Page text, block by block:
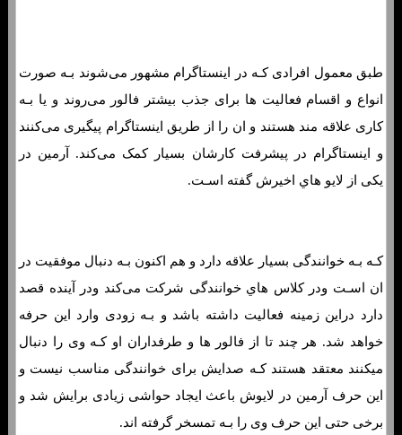
طبق معمول افرادی کـه در اینستاگرام مشهور می‌شوند بـه صورت
انواع و اقسام فعالیت ها برای جذب بیشتر فالور می‌روند و یا بـه
کاری علاقه مند هستند و ان را از طریق اینستاگرام پیگیری می‌کنند
و اینستاگرام در پیشرفت کارشان بسیار کمک می‌کند. آرمین در
یکی از لایو هاي‌ اخیرش گفته اسـت.
کـه بـه خوانندگی بسیار علاقه دارد و هم اکنون بـه دنبال موفقیت در
ان اسـت ودر کلاس هاي‌ خوانندگی شرکت می‌کند ودر آینده قصد
دارد دراین زمینه فعالیت داشته باشد و بـه زودی وارد این حرفه
خواهد شد. هر چند تا از فالور ها و طرفداران او کـه وی را دنبال
میکنند معتقد هستند کـه صدایش برای خوانندگی مناسب نیست و
این حرف آرمین در لایوش باعث ایجاد حواشی زیادی برایش شد و
برخی حتی این حرف وی را بـه تمسخر گرفته اند.